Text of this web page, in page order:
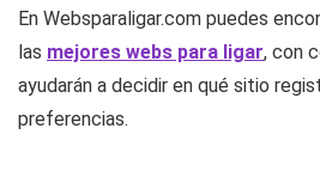
En Websparaligar.com puedes
las mejores webs para ligar, con
ayudarán a decidir en qué sitio
preferencias.